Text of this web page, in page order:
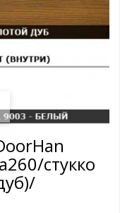
стукко